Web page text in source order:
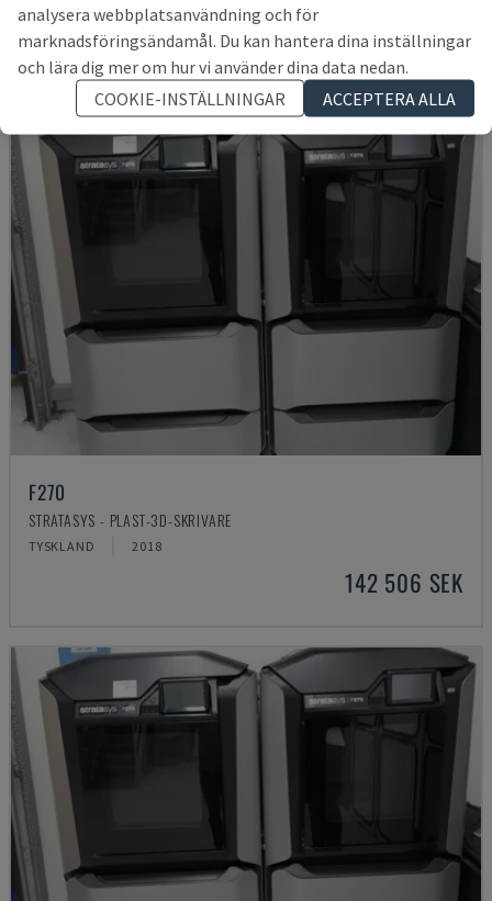
493 291 SEK
F270
STRATASYS - PLAST-3D-SKRIVARE
TYSKLAND 2018
142 506 SEK
analysera webbplatsanvändning och för
marknadsföringsändamål. Du kan hantera dina inställningar
och lära dig mer om hur vi använder dina data nedan.
COOKIE-INSTÄLLNINGAR
ACCEPTERA ALLA